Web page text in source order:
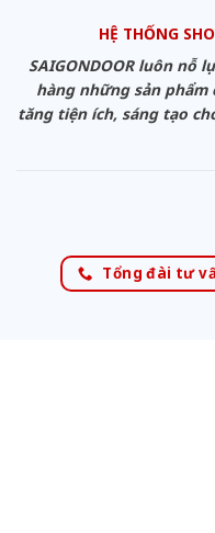
HỆ THỐNG
SAIGONDOOR luôn nỗ
hàng những sản phẩm
tăng tiện ích, sáng tạo
Tổng đài tư